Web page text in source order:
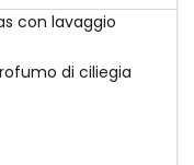
con lavaggio
di ciliegia